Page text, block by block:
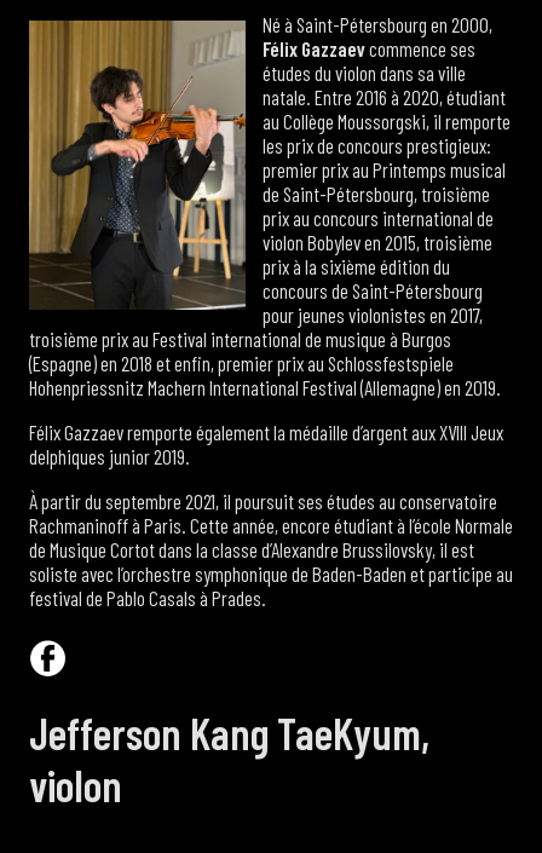
Né à Saint-Pétersbourg en 2000,
Félix Gazzaevcommence ses
études du violon dans sa ville
natale. Entre 2016 à 2020, étudiant
au Collège Moussorgski, il remporte
les prix de concours prestigieux:
premier prix au Printemps musical
de Saint-Pétersbourg, troisième
prix au concours international de
violon Bobylev en 2015, troisième
prix à la sixième édition du
concours de Saint-Pétersbourg
pour jeunes violonistes en 2017,
troisième prix au Festival international de musique à Burgos
(Espagne) en 2018 et enfin, premier prix au Schlossfestspiele
Hohenpriessnitz Machern International Festival (Allemagne) en 2019.
Félix Gazzaev remporte également la médaille d’argent aux XVIII Jeux
delphiques junior 2019.
À partir du septembre 2021, il poursuit ses études au conservatoire
Rachmaninoff à Paris. Cette année, encore étudiant à l’école Normale
de Musique Cortot dans la classe d’Alexandre Brussilovsky, il est
soliste avec l’orchestre symphonique de Baden-Baden et participe au
festival de Pablo Casals à Prades.
Jefferson Kang TaeKyum,
violon